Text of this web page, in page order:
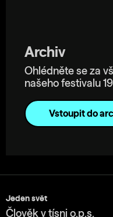
Archiv
Ohlédněte se za
našeho festivalu
Vstoupit do
Jeden svět
Člověk v tísni o.p.s.